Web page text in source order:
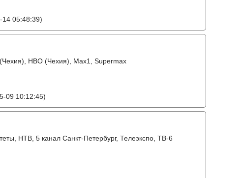
05:48:39)
HBO (Чехия), Max1, Supermax
09 10:12:45)
НТВ, 5 канал Санкт-Петербург, Телеэкспо, ТВ-6